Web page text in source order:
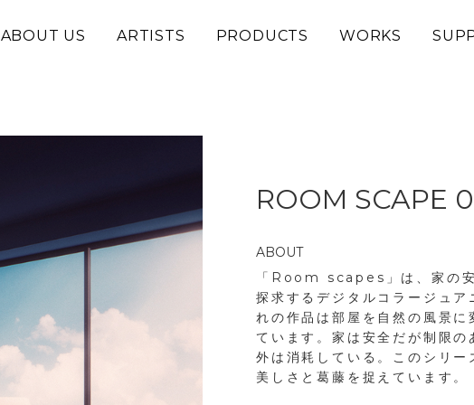
ABOUT US ARTISTS PRODUCTS WORKS
ROOM SCAPE
ABOUT
「Room scapes」は、家の
探求するデジタルコラージュ
れの作品は部屋を自然の風景
ています。家は安全だが制限
外は消耗している。このシリ
美しさと葛藤を捉えています。